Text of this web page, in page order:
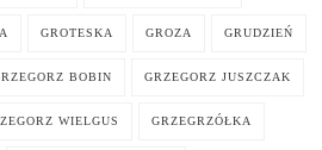
GROTESKA GROZA GRUDZIEŃ
BOBIN GRZEGORZ JUSZCZAK
WIELGUS GRZEGRZÓŁKA